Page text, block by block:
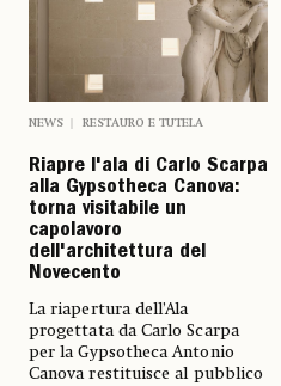
NEWS RESTAURO E TUTELA
Riapre l'ala di Carlo Scarpa
alla Gypsotheca Canova:
torna visitabile un
capolavoro
dell'architettura del
Novecento
La riapertura dell’Ala
progettata da Carlo Scarpa
per la Gypsotheca Antonio
Canova restituisce al pubblico